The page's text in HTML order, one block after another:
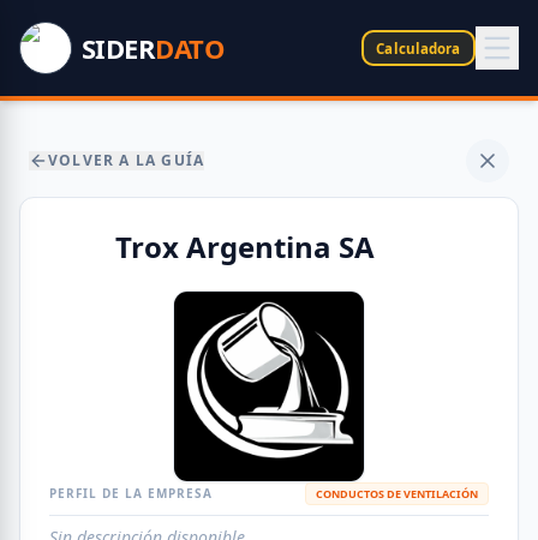
SIDERDATO Calculadora
VOLVER A LA GUÍA
Trox Argentina SA
PERFIL DE LA EMPRESA CONDUCTOS DE VENTILACIÓN